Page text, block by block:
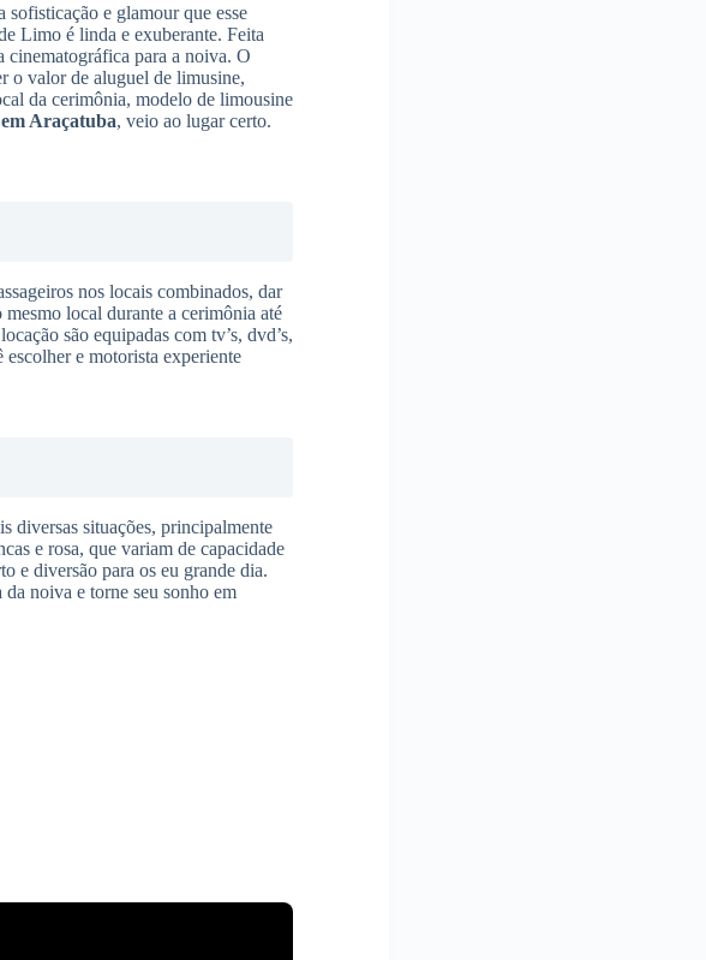
sofisticação e glamour que esse
Limo é linda e exuberante. Feita
cinematográfica para a noiva. O
o valor de aluguel de limusine,
da cerimônia, modelo de limousine
em Araçatuba, veio ao lugar certo.
nos locais combinados, dar
local durante a cerimônia até
são equipadas com tv’s, dvd’s,
e motorista experiente
diversas situações, principalmente
e rosa, que variam de capacidade
e diversão para os eu grande dia.
noiva e torne seu sonho em